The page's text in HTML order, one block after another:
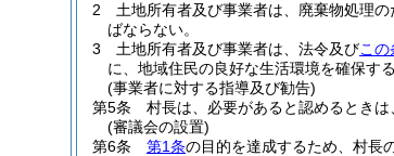
2
土地所有者及び事業者は、廃棄物処理
ばならない。
3
土地所有者及び事業者は、法令及びこの
に、地域住民の良好な生活環境を確保す
(事業者に対する指導及び勧告)
第5条
村長は、必要があると認めるとき
(審議会の設置)
第6条
第1条の目的を達成するため、村長